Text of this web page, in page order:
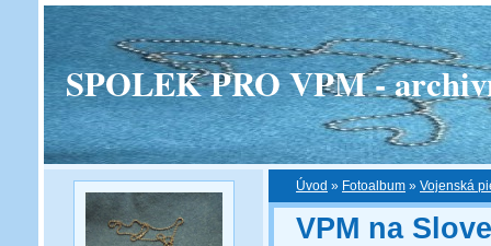
SPOLEK PRO VPM -
Úvod » Fotoalbum » Vojenská
VPM na